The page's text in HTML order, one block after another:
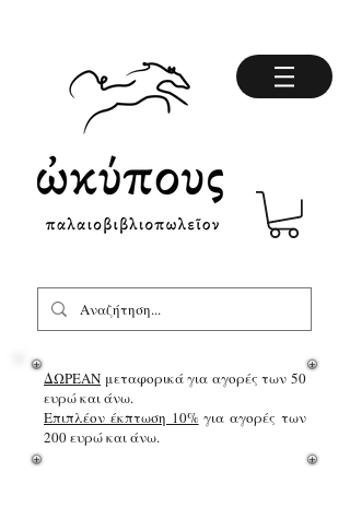
ΔΩΡΕΑΝ μεταφορικά για αγορές των 50
ευρώ και άνω.
Επιπλέον έκπτωση 10%για αγορές των
200 ευρώ και άνω.